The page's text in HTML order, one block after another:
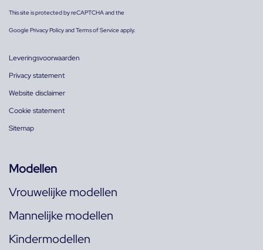
This site is protected by reCAPTCHA and the
GooglePrivacy PolicyandTerms of Serviceapply.
Leveringsvoorwaarden
Privacy statement
Website disclaimer
Cookie statement
Sitemap
Modellen
Vrouwelijke modellen
Mannelijke modellen
Kindermodellen